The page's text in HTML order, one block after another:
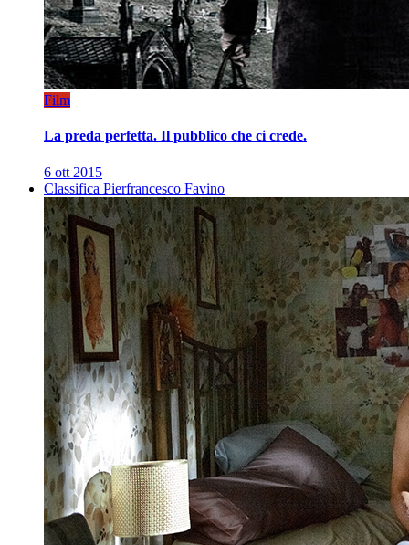
Film
La preda perfetta. Il pubblico che ci crede.
6 ott 2015
Classifica Pierfrancesco Favino